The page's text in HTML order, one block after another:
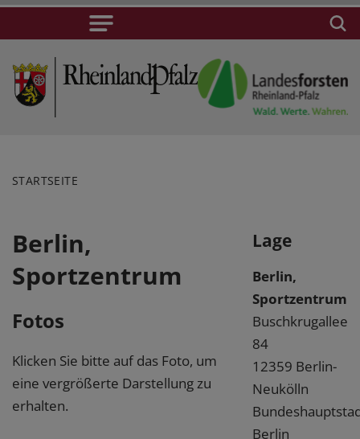
STARTSEITE
Berlin,
Sportzentrum
Fotos
Klicken Sie bitte auf das Foto, um
eine vergrößerte Darstellung zu
erhalten.
Lage
Berlin,
Sportzentrum
Buschkrugallee
84
12359 Berlin-
Neukölln
Berlin